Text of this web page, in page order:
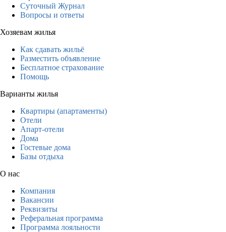
Суточный Журнал
Вопросы и ответы
Хозяевам жилья
Как сдавать жильё
Разместить объявление
Бесплатное страхование
Помощь
Варианты жилья
Квартиры (апартаменты)
Отели
Апарт-отели
Дома
Гостевые дома
Базы отдыха
О нас
Компания
Вакансии
Реквизиты
Реферальная программа
Программа лояльности